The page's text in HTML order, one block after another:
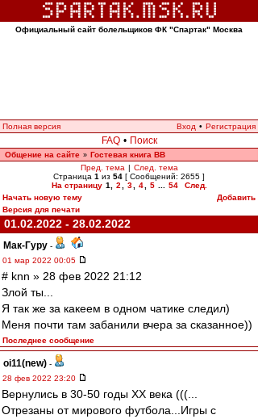
Официальный сайт болельщиков ФК "Спартак" Москва
Полная версия Вход • Регистрация
FAQ • Поиск
Общение на сайте » Гостевая книга ВВ
Пред. тема | След. тема
Страница 1 из 54 [ Сообщений: 2655 ]
На страницу 1 2 3 4 5 54
След.
Начать новую тему
Добавить
Версия для печати
01.02.2022 - 28.02.2022
Мак-Гуру -
01 мар 2022 00:05
# knn » 28 фев 2022 21:12
Злой ты...
Я так же за какеем в одном чатике следил)
Меня почти там забанили вчера за сказанное))
Последнее сообщение
oi11(new) -
28 фев 2022 23:20
Вернулись в 30-50 годы ХХ века (((...
Отрезаны от мирового футбола...Игры с